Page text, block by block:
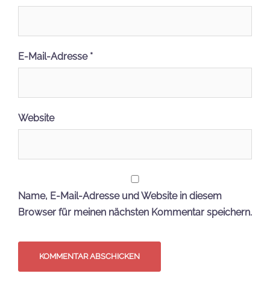
E-Mail-Adresse *
Website
Name, E-Mail-Adresse und Website in diesem
Browser für meinen nächsten Kommentar speichern.